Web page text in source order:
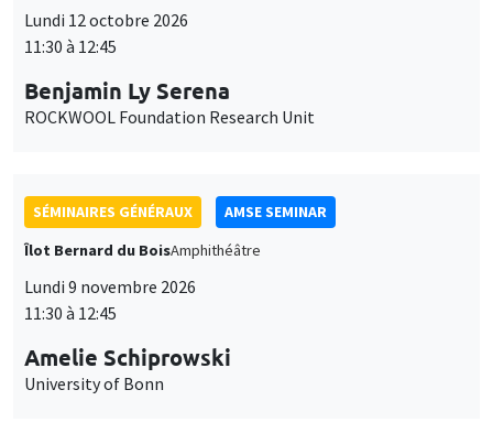
Lundi 12 octobre 2026
11:30 à 12:45
Benjamin Ly Serena
ROCKWOOL Foundation Research Unit
SÉMINAIRES GÉNÉRAUX
AMSE SEMINAR
Îlot Bernard du BoisAmphithéâtre
Lundi 9 novembre 2026
11:30 à 12:45
Amelie Schiprowski
University of Bonn